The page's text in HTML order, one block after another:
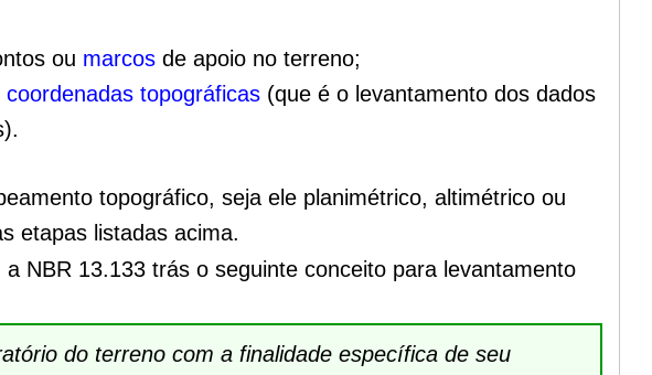
ou marcos de apoio no terreno;
coordenadas topográficas (que é o levantamento dos dados
topográfico, seja ele planimétrico, altimétrico ou
etapas listadas acima.
NBR 13.133 trás o seguinte conceito para levantamento
do terreno com a finalidade específica de seu